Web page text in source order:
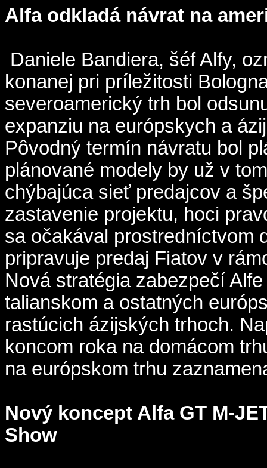
Alfa odkladá návrat na
Daniele Bandiera, šéf Alfy,
konanej pri príležitosti
severoamerický trh bol
expanziu na európskych a
Pôvodný termín návratu bol
plánované modely by už v
chýbajúca sieť predajcov a
zastavenie projektu, hoci
sa očakával prostredníctvom
pripravuje predaj Fiatov v
Nová stratégia zabezpečí
talianskom a ostatných
rastúcich ázijských trhoch.
koncom roka na domácom
na európskom trhu
Nový koncept Alfa GT M-
Show